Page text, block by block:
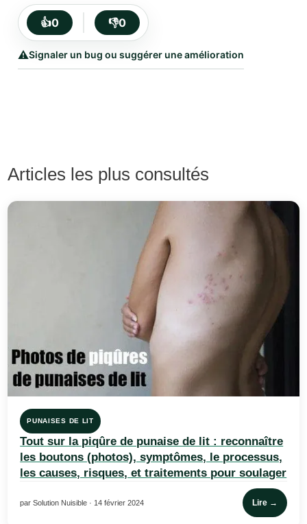
👍0 👎0
⚠️Signaler un bug ou suggérer une amélioration
Articles les plus consultés
PUNAISES DE LIT
Tout sur la piqûre de punaise de lit : reconnaître
les boutons (photos), symptômes, le processus,
les causes, risques, et traitements pour soulager
par Solution Nuisible · 14 février 2024 Lire →